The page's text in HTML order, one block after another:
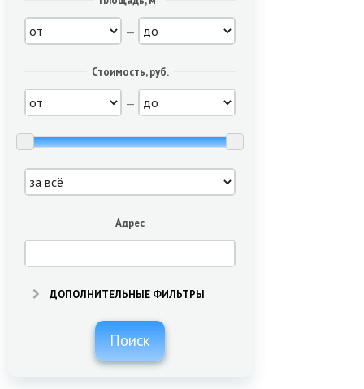
—
Стоимость, руб.
—
Адрес
ДОПОЛНИТЕЛЬНЫЕ ФИЛЬТРЫ
Поиск